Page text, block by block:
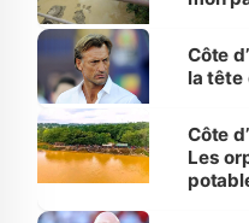
Côte
la tête
Côte
Les